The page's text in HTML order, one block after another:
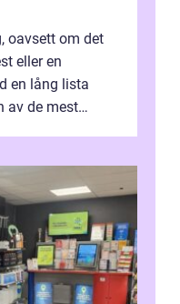
oavsett om det
eller en
en lång lista
av de mest